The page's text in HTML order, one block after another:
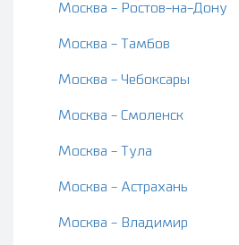
Москва - Ростов-на-Дону
Москва - Тамбов
Москва - Чебоксары
Москва - Смоленск
Москва - Тула
Москва - Астрахань
Москва - Владимир